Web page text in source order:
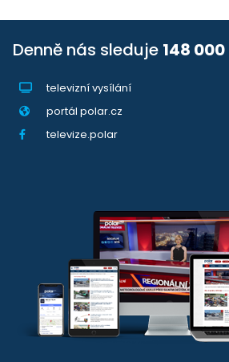
Denně nás sleduje 148 000
televizní vysílání
portál polar.cz
televize.polar